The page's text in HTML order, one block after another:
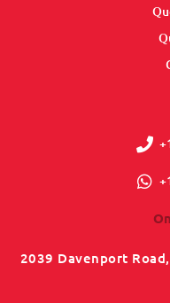
2039 Davenport